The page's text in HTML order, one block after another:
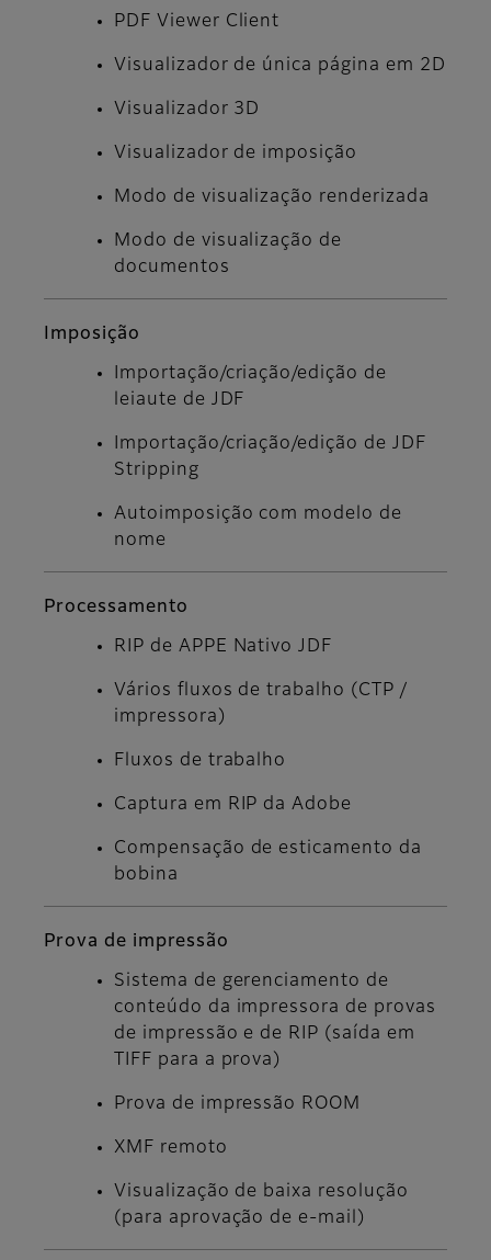
PDF Viewer Client
Visualizador de única página em 2D
Visualizador 3D
Visualizador de imposição
Modo de visualização renderizada
Modo de visualização de
documentos
Imposição
Importação/criação/edição de
leiaute de JDF
Importação/criação/edição de JDF
Stripping
Autoimposição com modelo de
nome
Processamento
RIP de APPE Nativo JDF
Vários fluxos de trabalho (CTP /
impressora)
Fluxos de trabalho
Captura em RIP da Adobe
Compensação de esticamento da
bobina
Prova de impressão
Sistema de gerenciamento de
conteúdo da impressora de provas
de impressão e de RIP (saída em
TIFF para a prova)
Prova de impressão ROOM
XMF remoto
Visualização de baixa resolução
(para aprovação de e-mail)